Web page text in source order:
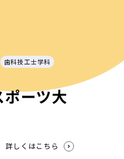
歯科技工士学科
ーツ大
詳しくはこちら